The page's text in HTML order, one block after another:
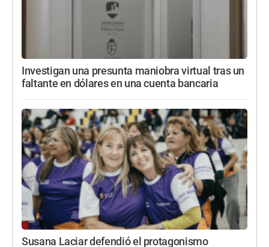
Investigan una presunta maniobra virtual tras un
faltante en dólares en una cuenta bancaria
Susana Laciar defendió el protagonismo